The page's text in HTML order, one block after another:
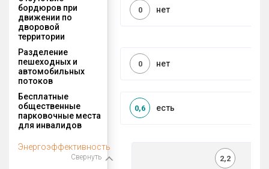
бордюров при
движении по
дворовой
территории
нет
0
Разделение
пешеходных и
автомобильных
потоков
нет
0
Бесплатные
общественные
парковочные места
для инвалидов
есть
0,6
Энергоэффективность
Свернуть 2,2